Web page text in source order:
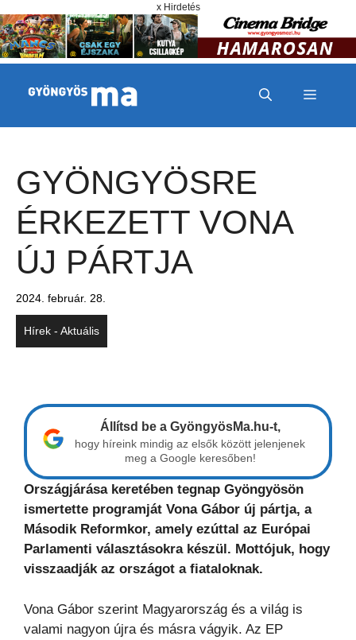
x Hirdetés
MENÜ
GYÖNGYÖSRE
ÉRKEZETT VONA
ÚJ PÁRTJA
2024. február. 28.
Hírek - Aktuális
Állítsd be a GyöngyösMa.hu-t,
hogy híreink mindig az elsők között jelenjenek
meg a Google keresőben!
Országjárása keretében tegnap Gyöngyösön
ismertette programját Vona Gábor új pártja, a
Második Reformkor, amely ezúttal az Európai
Parlamenti választásokra készül. Mottójuk, hogy
visszaadják az országot a fiataloknak.
Vona Gábor szerint Magyarország és a világ is
valami nagyon újra és másra vágyik. Az EP